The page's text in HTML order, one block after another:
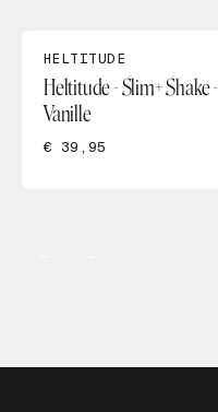
HELTITUDE
Heltitude - Slim+ Shake -
Vanille
€ 39,95